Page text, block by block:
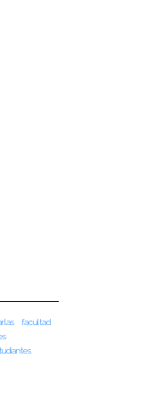
facultad